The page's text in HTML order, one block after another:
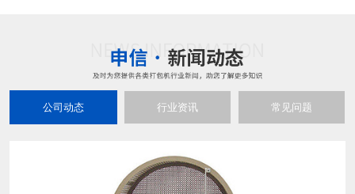
公司动态 行业资讯 常见问题